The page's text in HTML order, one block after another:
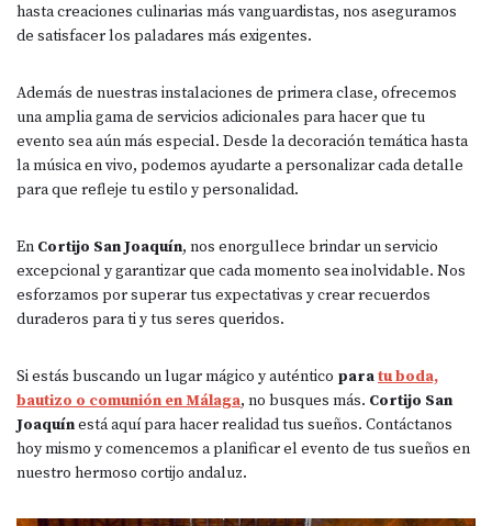
hasta creaciones culinarias más vanguardistas, nos aseguramos
de satisfacer los paladares más exigentes.
Además de nuestras instalaciones de primera clase, ofrecemos
una amplia gama de servicios adicionales para hacer que tu
evento sea aún más especial. Desde la decoración temática hasta
la música en vivo, podemos ayudarte a personalizar cada detalle
para que refleje tu estilo y personalidad.
En Cortijo San Joaquín, nos enorgullece brindar un servicio
excepcional y garantizar que cada momento sea inolvidable. Nos
esforzamos por superar tus expectativas y crear recuerdos
duraderos para ti y tus seres queridos.
Si estás buscando un lugar mágico y auténtico paratu boda,
bautizo o comunión en Málaga, no busques más. Cortijo San
Joaquínestá aquí para hacer realidad tus sueños. Contáctanos
hoy mismo y comencemos a planificar el evento de tus sueños en
nuestro hermoso cortijo andaluz.